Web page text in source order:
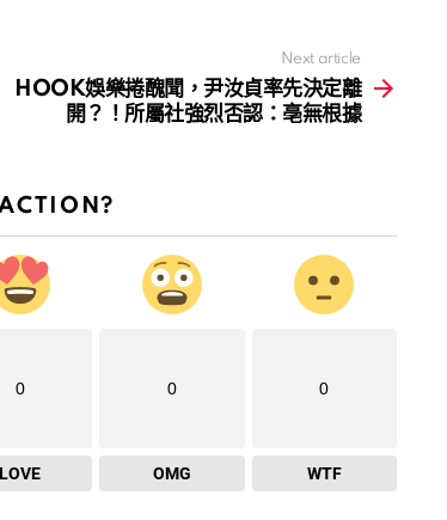
Next article
HOOK娛樂捲醜聞，尹汝貞率先決定離
開？！所屬社強烈否認：亳無根據
0
LOVE
0
OMG
0
WTF